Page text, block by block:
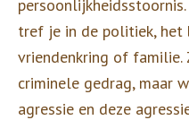
tref je in de politiek, het
vriendenkring of
criminele gedrag, maar
agressie en deze